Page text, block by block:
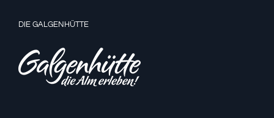
DIE GALGENHÜTTE